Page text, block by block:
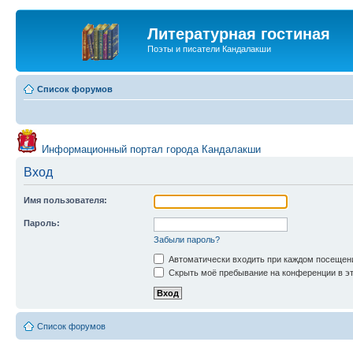
Литературная гостиная
Поэты и писатели Кандалакши
Список форумов
Информационный портал города Кандалакши
Вход
Имя пользователя:
Пароль:
Забыли пароль?
Автоматически входить при каждом
Скрыть моё пребывание на конференции в
Список форумов